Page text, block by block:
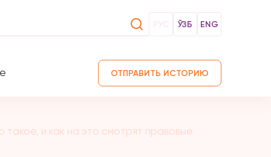
РУС ЎЗБ ENG
ОТПРАВИТЬ ИСТОРИЮ
и как на это смотрят правовые